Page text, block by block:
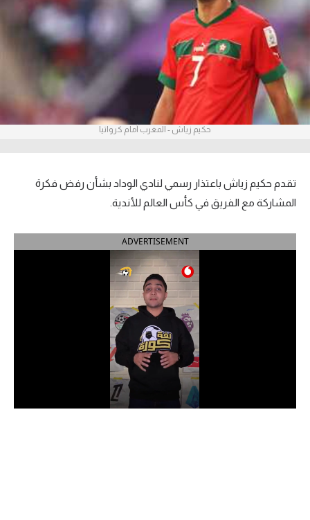
آراء حرة
ركن الألعاب
بطولات
أمريكا 2026
الدوري الإنجليزي الممتاز
الدوري الإسباني
الدوري السعودي للمحترفين
حكيم زياش - المغرب أمام كرواتيا
تقدم حكيم زياش باعتذار رسمي لنادي الوداد بشأن رفض فكرة
المشاركة مع الفريق في كأس العالم للأندية.
ADVERTISEMENT